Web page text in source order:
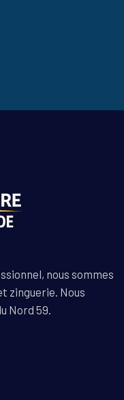
nous sommes
zinguerie. Nous
Nord 59.